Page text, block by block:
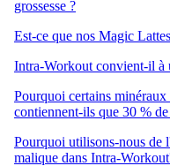
grossesse ?
Est-ce que nos Magic
Intra-Workout convient-il à
Pourquoi certains
contiennent-ils que 30 %
Pourquoi utilisons-nous de
malique dans Intra-